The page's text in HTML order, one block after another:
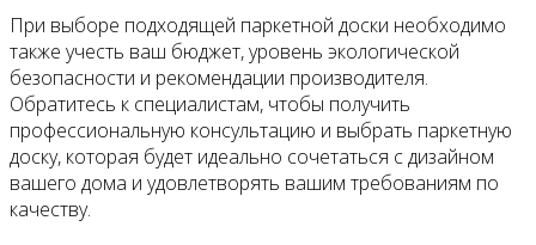
При выборе подходящей паркетной доски необходимо
также учесть ваш бюджет, уровень экологической
безопасности и рекомендации производителя.
Обратитесь к специалистам, чтобы получить
профессиональную консультацию и выбрать паркетную
доску, которая будет идеально сочетаться с дизайном
вашего дома и удовлетворять вашим требованиям по
качеству.